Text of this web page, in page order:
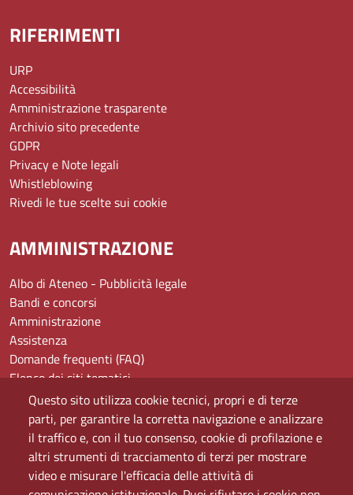
Questo sito utilizza cookie tecnici, propri e di terze
parti, per garantire la corretta navigazione e analizzare
il traffico e, con il tuo consenso, cookie di profilazione e
altri strumenti di tracciamento di terzi per mostrare
video e misurare l'efficacia delle attività di
RIFERIMENTI
URP
Accessibilità
Amministrazione trasparente
Archivio sito precedente
GDPR
Privacy e Note legali
Whistleblowing
Rivedi le tue scelte sui cookie
AMMINISTRAZIONE
Albo di Ateneo - Pubblicità legale
Bandi e concorsi
Amministrazione
Assistenza
Domande frequenti (FAQ)
Elenco dei siti tematici
Mappa del sito
PEC
Rete Wi-Fi Eduroam
Servizio Proxy
Guida all’uso del portale